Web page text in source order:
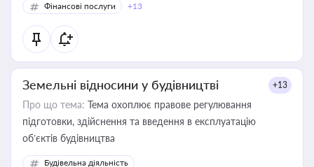
Фінансові послуги
+13
Земельні відносини у будівництві +13
Про що тема: Тема охоплює правове регулювання
підготовки, здійснення та введення в експлуатацію
об’єктів будівництва
Будівельна діяльність